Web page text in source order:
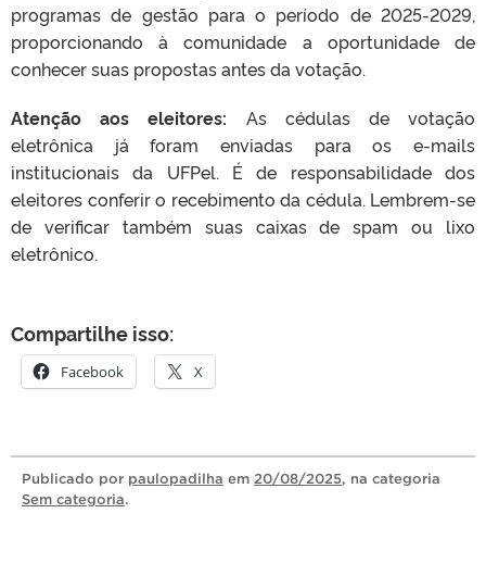
programas de gestão para o período de 2025-2029,
proporcionando à comunidade a oportunidade de
conhecer suas propostas antes da votação.
Atenção aos eleitores: As cédulas de votação
eletrônica já foram enviadas para os e-mails
institucionais da UFPel. É de responsabilidade dos
eleitores conferir o recebimento da cédula. Lembrem-se
de verificar também suas caixas de spam ou lixo
eletrônico.
Compartilhe isso:
Facebook X
Publicado por paulopadilha em 20/08/2025, na categoria
Sem categoria.